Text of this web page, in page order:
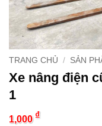
TRANG CHỦ / SẢN
Xe nâng điện
1
1,000 ₫